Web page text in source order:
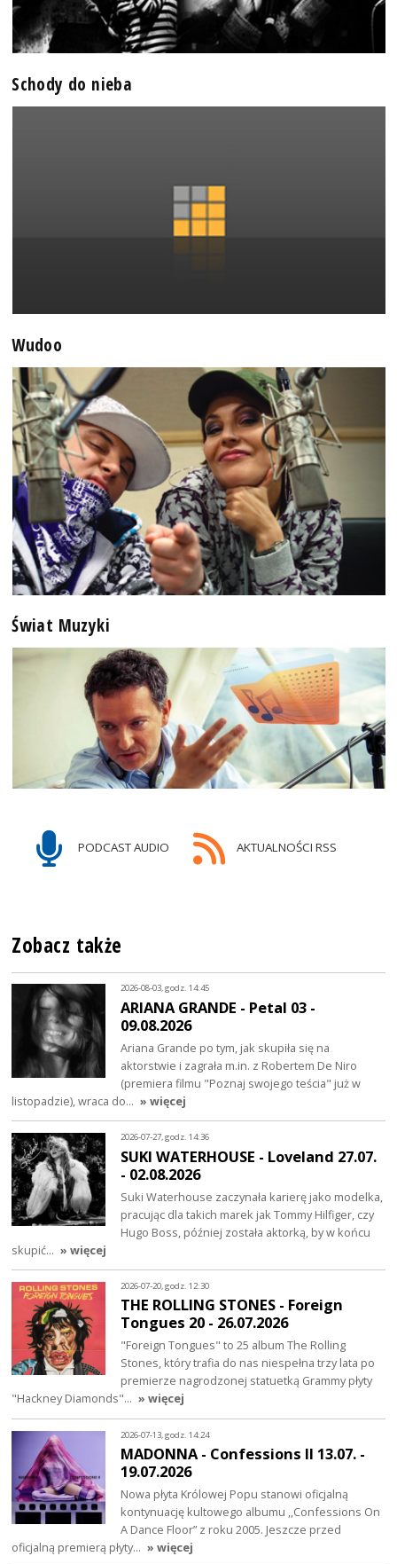
Schody do nieba
Wudoo
Świat Muzyki
PODCAST AUDIO AKTUALNOŚCI RSS
Zobacz także
2026-08-03, godz. 14:45
ARIANA GRANDE - Petal 03 -
09.08.2026
Ariana Grande po tym, jak skupiła się na
aktorstwie i zagrała m.in. z Robertem De Niro
(premiera filmu "Poznaj swojego teścia" już w
listopadzie), wraca do… » więcej
2026-07-27, godz. 14:36
SUKI WATERHOUSE - Loveland 27.07.
- 02.08.2026
Suki Waterhouse zaczynała karierę jako modelka,
pracując dla takich marek jak Tommy Hilfiger, czy
Hugo Boss, później została aktorką, by w końcu
skupić… » więcej
2026-07-20, godz. 12:30
THE ROLLING STONES - Foreign
Tongues 20 - 26.07.2026
"Foreign Tongues" to 25 album The Rolling
Stones, który trafia do nas niespełna trzy lata po
premierze nagrodzonej statuetką Grammy płyty
"Hackney Diamonds"… » więcej
2026-07-13, godz. 14:24
MADONNA - Confessions II 13.07. -
19.07.2026
Nowa płyta Królowej Popu stanowi oficjalną
kontynuację kultowego albumu ,,Confessions On
A Dance Floor” z roku 2005. Jeszcze przed
oficjalną premierą płyty… » więcej